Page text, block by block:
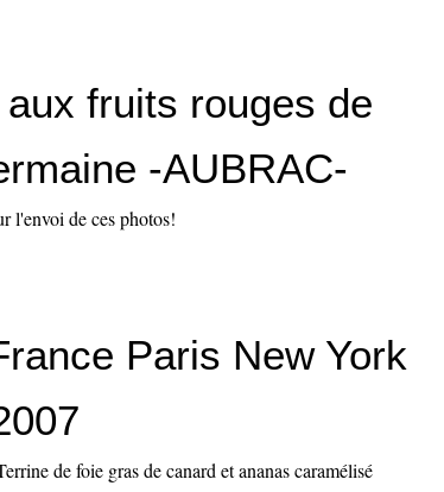
fruits rouges de
-AUBRAC-
l'envoi de ces photos!
Paris New York
de foie gras de canard et ananas caramélisé